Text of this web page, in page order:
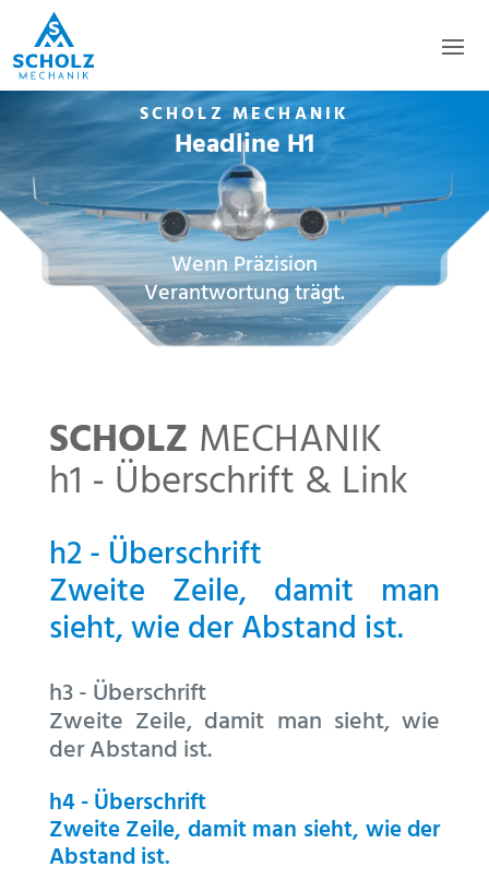
SCHOLZ MECHANIK
Headline H1
Wenn Präzision
Verantwortung trägt.
SCHOLZ MECHANIK
h1 - Überschrift & Link
h2 - Überschrift
Zweite Zeile, damit man
sieht, wie der Abstand ist.
h3 - Überschrift
Zweite Zeile, damit man sieht, wie
der Abstand ist.
h4 - Überschrift
Zweite Zeile, damit man sieht, wie der
Abstand ist.